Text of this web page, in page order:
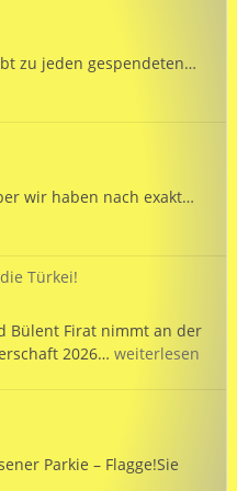
zu jeden gespendeten…
wir haben nach exakt…
Türkei!
Bülent Firat nimmt an der
2026… Bülent
für
weiterlesen
Parkie – Flagge!Sie